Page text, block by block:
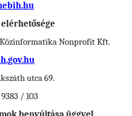
Közinformatika Nonprofit Kft.
utca 69.
/ 103